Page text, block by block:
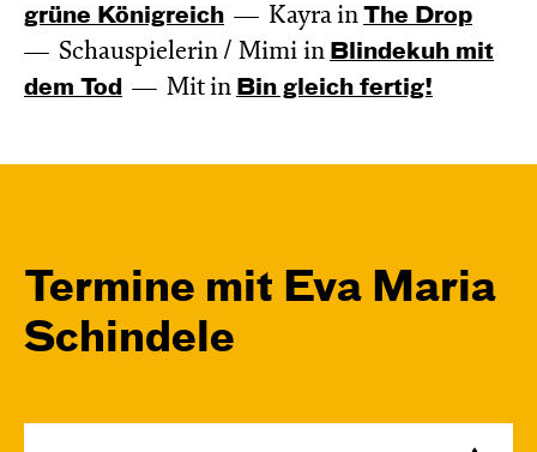
grüne König­reich
Kayra in The Drop
Schauspielerin / Mimi in Blinde­kuh mit
dem Tod
Mit in Bin gleich fertig!
Termine mit Eva Maria
Schindele